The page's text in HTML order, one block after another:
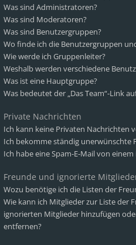
Was sind Administratoren?
Was sind Moderatoren?
Was sind Benutzergruppen?
Wo finde ich die Benutzergruppen
Wie werde ich Gruppenleiter?
Weshalb werden verschiedene
Was ist eine Hauptgruppe?
Was bedeutet der „Das Team“-Link
Private Nachrichten
Ich kann keine Privaten Nachrichten
Ich bekomme ständig unerwünschte
Ich habe eine Spam-E-Mail von
Freunde und ignorierte
Wozu benötige ich die Listen der
Wie kann ich Mitglieder zur Liste der
ignorierten Mitglieder hinzufügen
entfernen?